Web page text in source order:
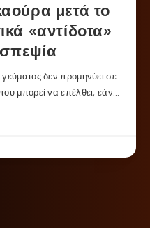
μετά το
«αντίδοτα»
δεν προμηνύει σε
μπορεί να επέλθει, εάν…